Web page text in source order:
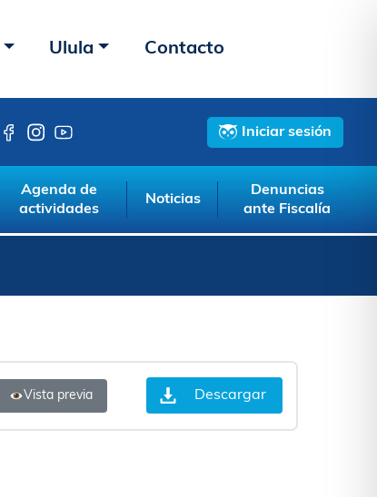
Ulula Contacto
Iniciar sesión
Agenda de
actividades
Noticias
Denuncias
ante Fiscalía
Vista previa Descargar